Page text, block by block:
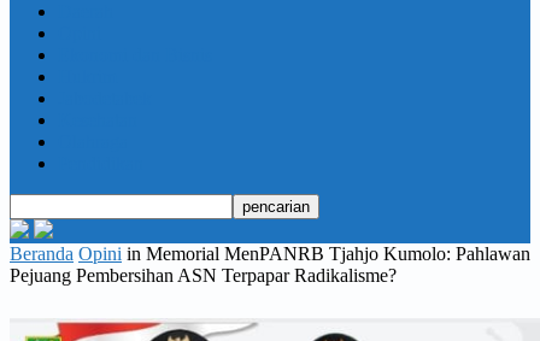
Beranda Opini in Memorial MenPANRB Tjahjo Kumolo: Pahlawan
Pejuang Pembersihan ASN Terpapar Radikalisme?